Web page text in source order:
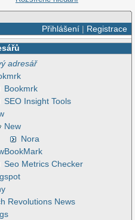
Přihlášení| Registrace
adresář
Bookmrk
SEO Insight Tools
New
Nora
Seo Metrics Checker
Revolutions News